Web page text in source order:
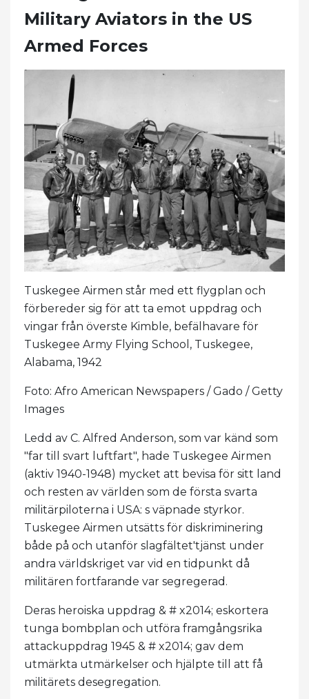
Military Aviators in the US
Armed Forces
Tuskegee Airmen står med ett flygplan och
förbereder sig för att ta emot uppdrag och
vingar från överste Kimble, befälhavare för
Tuskegee Army Flying School, Tuskegee,
Alabama, 1942
Foto: Afro American Newspapers / Gado / Getty
Images
Ledd av C. Alfred Anderson, som var känd som
"far till svart luftfart", hade Tuskegee Airmen
(aktiv 1940-1948) mycket att bevisa för sitt land
och resten av världen som de första svarta
militärpiloterna i USA: s väpnade styrkor.
Tuskegee Airmen utsätts för diskriminering
både på och utanför slagfältet'tjänst under
andra världskriget var vid en tidpunkt då
militären fortfarande var segregerad.
Deras heroiska uppdrag & # x2014; eskortera
tunga bombplan och utföra framgångsrika
attackuppdrag 1945 & # x2014; gav dem
utmärkta utmärkelser och hjälpte till att få
militärets desegregation.